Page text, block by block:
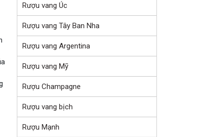
Rượu vang Úc
Rượu vang Tây Ban Nha
Rượu vang Argentina
Rượu vang Mỹ
Rượu Champagne
Rượu vang bịch
Rượu Mạnh